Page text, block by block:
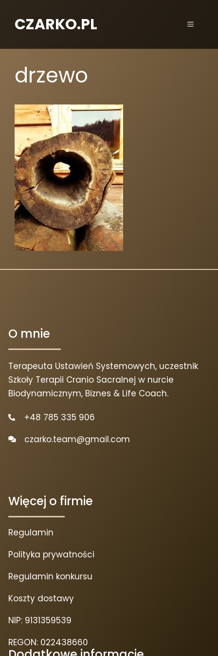
CZARKO.PL
drzewo
O mnie
Terapeuta Ustawień Systemowych, uczestnik
Szkoły Terapii Cranio Sacralnej w nurcie
Biodynamicznym, Biznes & Life Coach.
+48 785 335 906
czarko.team@gmail.com
Więcej o firmie
Regulamin
Polityka prywatności
Regulamin konkursu
Koszty dostawy
NIP: 9131359539
REGON: 022438660